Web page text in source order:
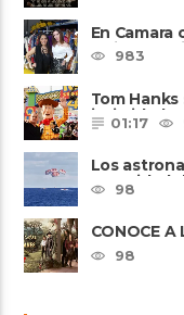
En
Majo983
Tom
intimidado
01:17
Los
seguridad
98
CONOCE A
DE98